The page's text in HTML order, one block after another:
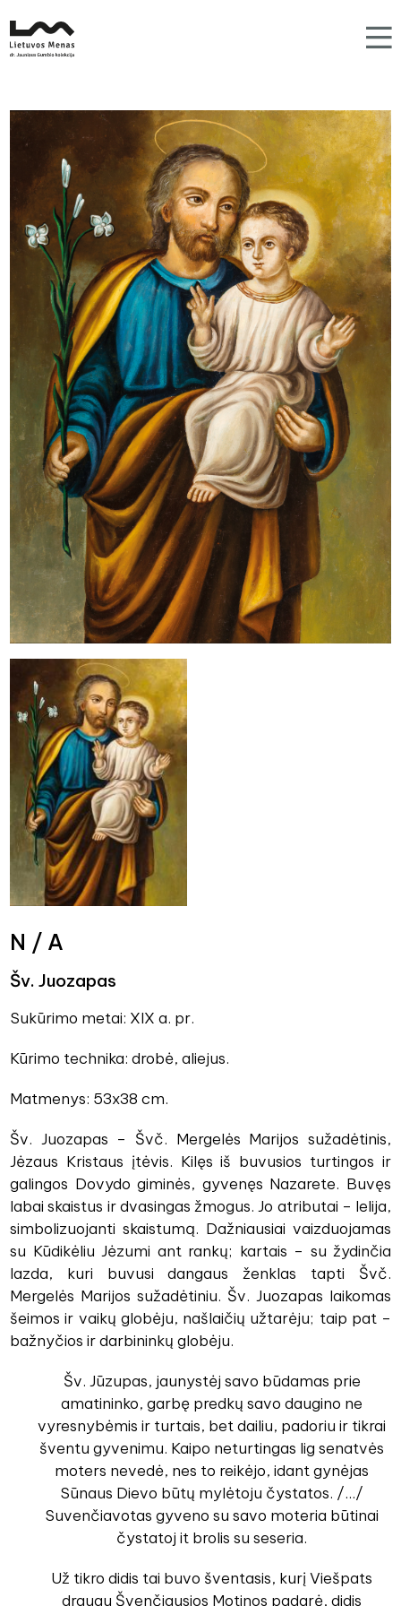
N / A
Šv. Juozapas
Sukūrimo metai: XIX a. pr.
Kūrimo technika: drobė, aliejus.
Matmenys: 53x38 cm.
Šv. Juozapas – Švč. Mergelės Marijos sužadėtinis,
Jėzaus Kristaus įtėvis. Kilęs iš buvusios turtingos ir
galingos Dovydo giminės, gyvenęs Nazarete. Buvęs
labai skaistus ir dvasingas žmogus. Jo atributai – lelija,
simbolizuojanti skaistumą. Dažniausiai vaizduojamas
su Kūdikėliu Jėzumi ant rankų; kartais – su žydinčia
lazda, kuri buvusi dangaus ženklas tapti Švč.
Mergelės Marijos sužadėtiniu. Šv. Juozapas laikomas
šeimos ir vaikų globėju, našlaičių užtarėju; taip pat –
bažnyčios ir darbininkų globėju.
Šv. Jūzupas, jaunystėj savo būdamas prie
amatininko, garbę predkų savo daugino ne
vyresnybėmis ir turtais, bet dailiu, padoriu ir tikrai
šventu gyvenimu. Kaipo neturtingas lig senatvės
moters nevedė, nes to reikėjo, idant gynėjas
Sūnaus Dievo būtų mylėtoju čystatos. /.../
Suvenčiavotas gyveno su savo moteria būtinai
čystatoj it brolis su seseria.
Už tikro didis tai buvo šventasis, kurį Viešpats
draugu Švenčiausios Motinos padarė, didis